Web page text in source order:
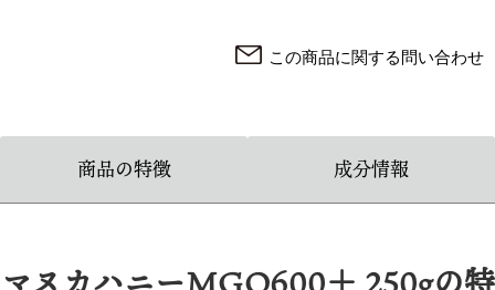
この商品に関する問い合わせ
商品の特徴 成分情報